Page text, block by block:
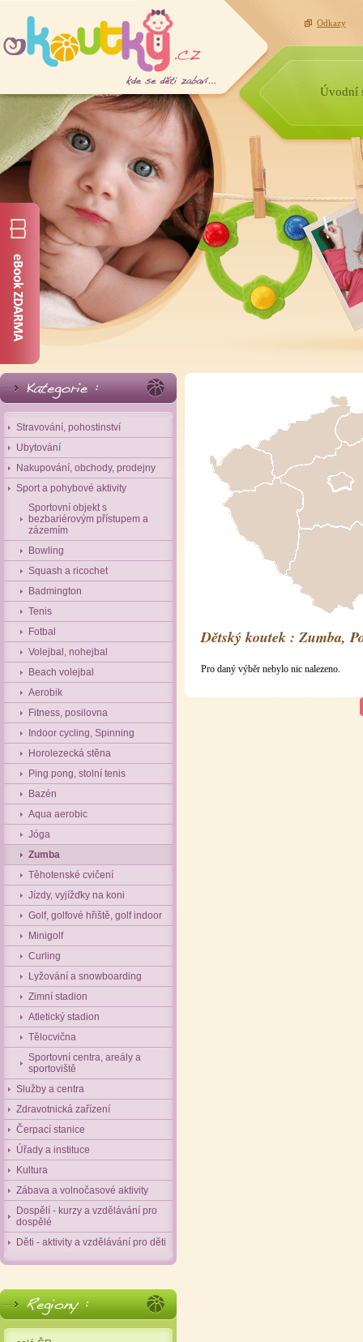
Odkazy
Úvodní
Stravování, pohostinství
Ubytování
Nakupování, obchody, prodejny
Sport a pohybové aktivity
Sportovní objekt s
bezbariérovým přístupem a
zázemím
Bowling
Squash a ricochet
Badmington
Tenis
Fotbal
Volejbal, nohejbal
Beach volejbal
Aerobik
Fitness, posilovna
Indoor cycling, Spinning
Horolezecká stěna
Ping pong, stolní tenis
Bazén
Aqua aerobic
Jóga
Zumba
Těhotenské cvičení
Jízdy, vyjížďky na koni
Golf, golfové hřiště, golf indoor
Minigolf
Curling
Lyžování a snowboarding
Zimní stadion
Atletický stadion
Tělocvična
Sportovní centra, areály a
sportoviště
Služby a centra
Zdravotnická zařízení
Čerpací stanice
Úřady a instituce
Kultura
Zábava a volnočasové aktivity
Dospělí - kurzy a vzdělávání pro
dospělé
Děti - aktivity a vzdělávání pro děti
Dětský koutek : Zumba,
Pro daný výběr nebylo nic nalezeno.